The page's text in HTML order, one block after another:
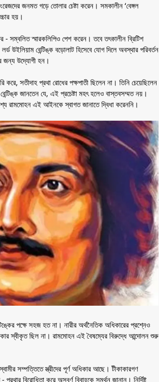
জনমত গড়ে তোলার চেষ্টা করেন। সমকালীন ‘বেঙ্গল
হয়।
- সম্বলিত স্মারকলিপিও পেশ করেন। তবে তৎকালীন ব্রিটিশ
উইলিয়াম বেন্টিঙ্ক বড়োলাট হিসেবে যোগ দিলে অবস্থার পরিবর্তন
জন্য উদ্যোগী হন।
সতীদাহ প্রথা রোধের পক্ষপাতী ছিলেন না। তিনি চেয়েছিলেন
জানতেন যে, এই প্রচেষ্টা মহৎ হলেও বাস্তবসম্মত নয়।
রামমোহন এই আইনকে স্বাগত জানাতে দ্বিধা করেননি।
পক্ষে সহজ হত না। নারীর অর্থনৈতিক অধিকারের প্রশ্নেও
স্বীকৃত ছিল না। রামমোহন এই বৈষম্যের বিরুদ্ধে আন্দোলন শুরু
সম্পত্তিতে স্ত্রীদের পূর্ণ অধিকার আছে। টীকাকারগণ
বিরোধিতা করে অসবর্ণ বিবাহকে সমর্থন জানান। নির্দিষ্ট